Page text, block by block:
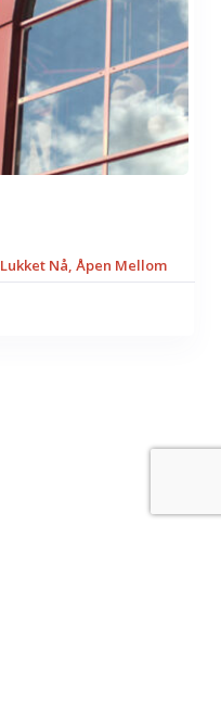
Lukket Nå, Åpen Mellom